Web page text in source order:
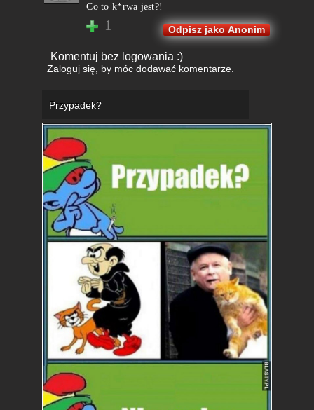
Co to k*rwa jest?!
1 Odpisz jako Anonim
Komentuj bez logowania :)
Zaloguj się, by móc dodawać komentarze.
Przypadek?